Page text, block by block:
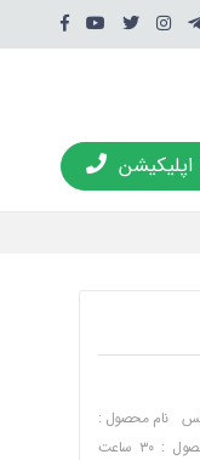
نام محصول :
پکیج آمپول IELTS جاوید نوع محصول : ۳۰ ساعت